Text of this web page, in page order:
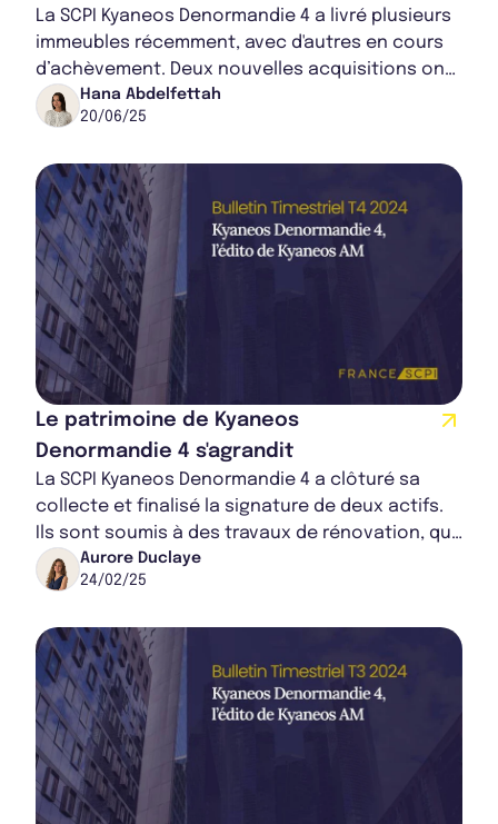
Rapport Annuel 2024
Rapport Annuel 2023
La SCPI Kyaneos Denormandie 4 a livré plusieurs
immeubles récemment, avec d'autres en cours
d’achèvement. Deux nouvelles acquisitions ont
été engagées grâce à une augmentation de c...
Hana Abdelfettah
20/06/25
Le patrimoine de Kyaneos
Denormandie 4 s'agrandit
La SCPI Kyaneos Denormandie 4 a clôturé sa
collecte et finalisé la signature de deux actifs.
Ils sont soumis à des travaux de rénovation, qui
visent à optimiser leur performance én...
Aurore Duclaye
24/02/25